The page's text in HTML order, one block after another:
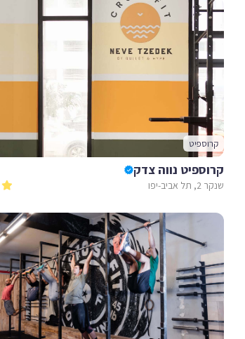
קרוספיט
קרוספיט נווה צדק
שנקר 2, תל אביב-יפו